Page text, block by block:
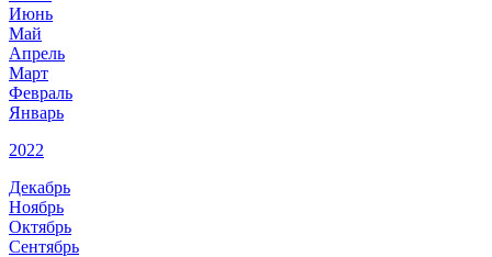
Июнь
Май
Апрель
Март
Февраль
Январь
2022
Декабрь
Ноябрь
Октябрь
Сентябрь